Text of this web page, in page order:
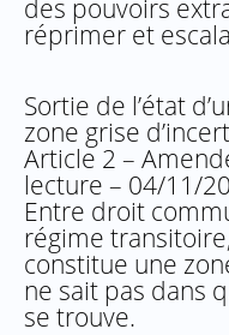
des pouvoirs
réprimer et
Sortie de l’état
zone grise
Article 2 –
lecture – 04/11/
Entre droit
régime
constitue une
ne sait pas dans
se trouve.